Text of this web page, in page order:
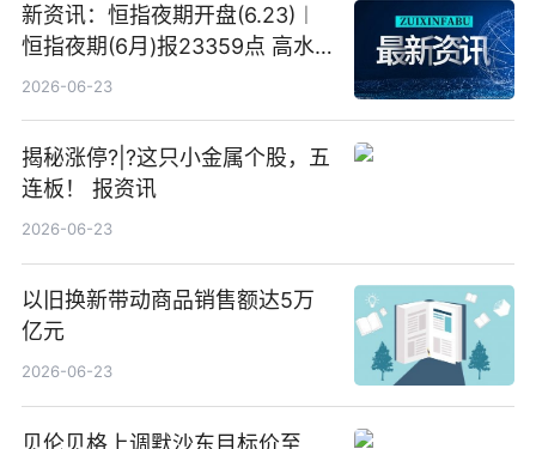
新资讯：恒指夜期开盘(6.23)︱
恒指夜期(6月)报23359点 高水
23点
2026-06-23
揭秘涨停?|?这只小金属个股，五
连板！ 报资讯
2026-06-23
以旧换新带动商品销售额达5万
亿元
2026-06-23
贝伦贝格上调默沙东目标价至